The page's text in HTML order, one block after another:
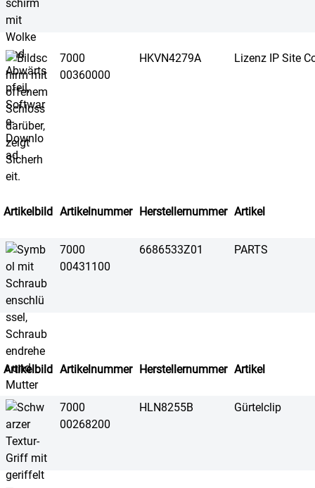
7000
00360000
HKVN4279A Lizenz IP Site
Artikelbild Artikelnummer Herstellernummer Artikel
7000
00431100
6686533Z01 PARTS
Artikelbild Artikelnummer Herstellernummer Artikel
7000
00268200
HLN8255B Gürtelclip